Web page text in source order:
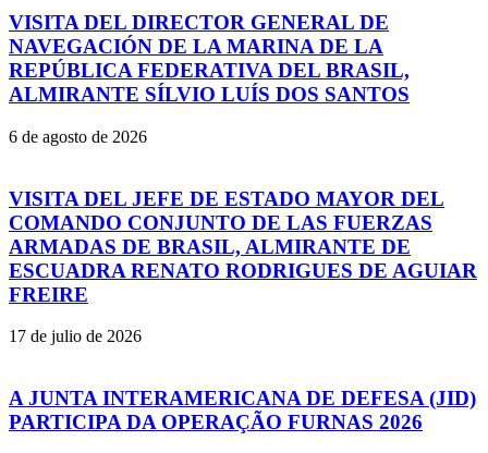
VISITA DEL DIRECTOR GENERAL DE
NAVEGACIÓN DE LA MARINA DE LA
REPÚBLICA FEDERATIVA DEL BRASIL,
ALMIRANTE SÍLVIO LUÍS DOS SANTOS
6 de agosto de 2026
VISITA DEL JEFE DE ESTADO MAYOR DEL
COMANDO CONJUNTO DE LAS FUERZAS
ARMADAS DE BRASIL, ALMIRANTE DE
ESCUADRA RENATO RODRIGUES DE AGUIAR
FREIRE
17 de julio de 2026
A JUNTA INTERAMERICANA DE DEFESA (JID)
PARTICIPA DA OPERAÇÃO FURNAS 2026